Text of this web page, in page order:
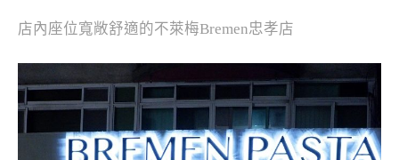
店內座位寬敞舒適的不萊梅Bremen忠孝店